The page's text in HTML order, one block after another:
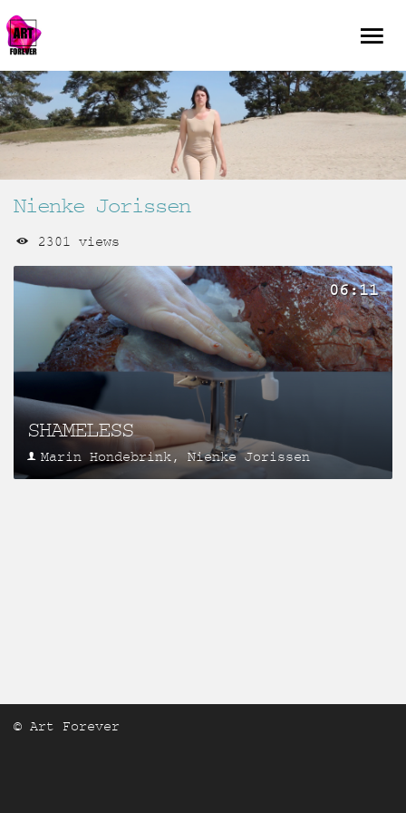
Nienke Jorissen
2301 views
SHAMELESS
Marin Hondebrink, Nienke Jorissen
06:11
© Art Forever